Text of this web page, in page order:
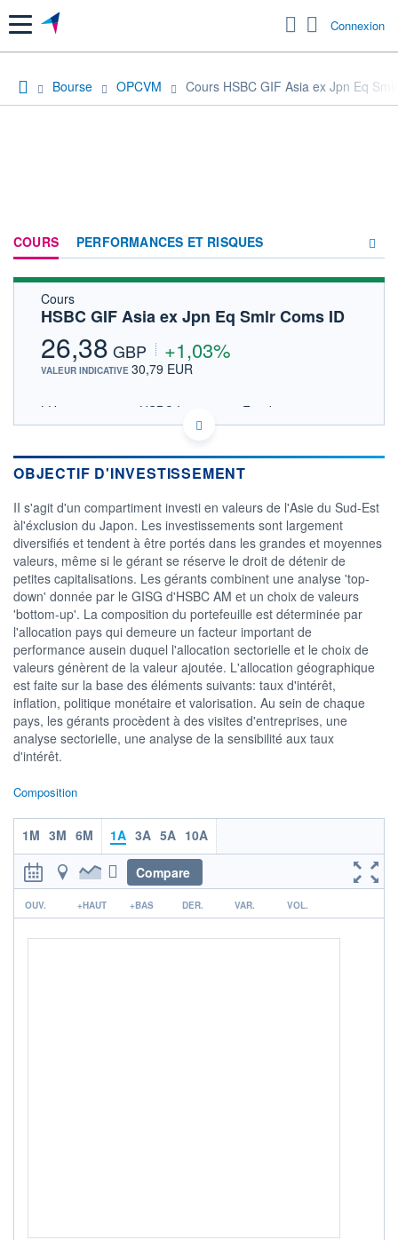
Menu Connexion
Bourse OPCVM Cours HSBC GIF Asia ex Jpn Eq
COURS PERFORMANCES ET RISQUES
Cours
HSBC GIF Asia ex Jpn Eq Smlr Coms ID
26,38 GBP +1,03%
VALEUR INDICATIVE 30,79 EUR
LU0149726845 - HSBC Investment Funds
(Luxembourg) S.A.
Consulter le prospectus / DIC
03/12 09/04 05/08
20
25
30
CATÉGORIE MORNINGSTAR
Actions Asie hors Japon
Petites & Moy. Cap.
FONDS PARTENAIRES
TARIFS PRIVILÉGIÉS 0%
ÉLIGIBILITÉ
PEA
Non éligible Boursobank
ACTIF NET (EUR)
296M / 31.07.26
NOTATION MORNINGSTAR ⁽¹⁾
4/7
OBJECTIF D'INVESTISSEMENT
II s'agit d'un compartiment investi en valeurs de l'Asie du Sud-Est
àl'éxclusion du Japon. Les investissements sont largement
diversifiés et tendent à être portés dans les grandes et moyennes
valeurs, même si le gérant se réserve le droit de détenir de
petites capitalisations. Les gérants combinent une analyse 'top-
down' donnée par le GISG d'HSBC AM et un choix de valeurs
'bottom-up'. La composition du portefeuille est déterminée par
l'allocation pays qui demeure un facteur important de
performance ausein duquel l'allocation sectorielle et le choix de
valeurs génèrent de la valeur ajoutée. L'allocation géographique
est faite sur la base des éléments suivants: taux d'intérêt,
inflation, politique monétaire et valorisation. Au sein de chaque
pays, les gérants procèdent à des visites d'entreprises, une
analyse sectorielle, une analyse de la sensibilité aux taux
d'intérêt.
Composition
1M 3M 6M 1A 3A 5A 10A
Compare
r
OUV. +HAUT +BAS DER. VAR. VOL.